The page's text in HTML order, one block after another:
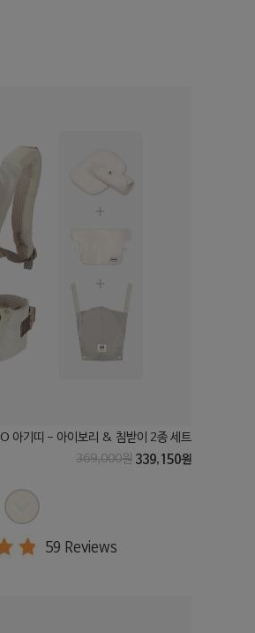
아기띠 - 아이보리 & 침받이 2종 세트
369,000원 339,150원
59 Reviews